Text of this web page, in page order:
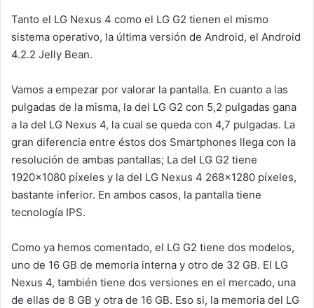
Tanto el LG Nexus 4 como el LG G2 tienen el mismo
sistema operativo, la última versión de Android, el Android
4.2.2 Jelly Bean.
Vamos a empezar por valorar la pantalla. En cuanto a las
pulgadas de la misma, la del LG G2 con 5,2 pulgadas gana
a la del LG Nexus 4, la cual se queda con 4,7 pulgadas. La
gran diferencia entre éstos dos Smartphones llega con la
resolución de ambas pantallas; La del LG G2 tiene
1920×1080 píxeles y la del LG Nexus 4 268×1280 píxeles,
bastante inferior. En ambos casos, la pantalla tiene
tecnología IPS.
Como ya hemos comentado, el LG G2 tiene dos modelos,
uno de 16 GB de memoria interna y otro de 32 GB. El LG
Nexus 4, también tiene dos versiones en el mercado, una
de ellas de 8 GB y otra de 16 GB. Eso si, la memoria del LG